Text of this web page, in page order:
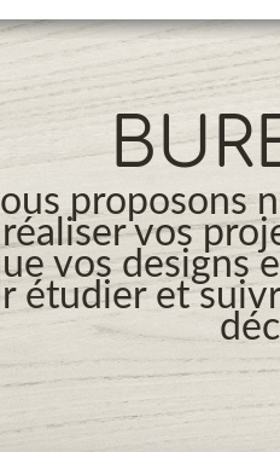
proposons
vos
vos designs
étudier et